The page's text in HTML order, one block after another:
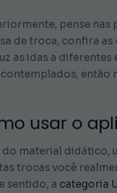
pense nas
de troca, confira
as idas a
então
usar o
do material didático,
trocas você
sentido, a categoria